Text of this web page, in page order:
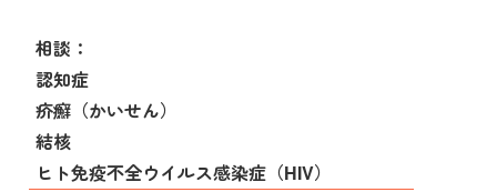
相談：
認知症
疥癬（かいせん）
結核
ヒト免疫不全ウイルス感染症（HIV）